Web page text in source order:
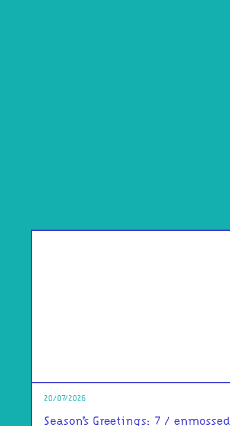
20/07/2026
Season’s Greetings: 7 / enmossed